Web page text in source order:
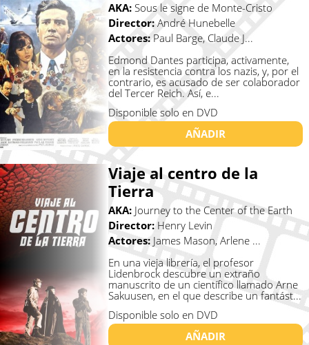
AKA: Sous le signe de Monte-Cristo
Director: André Hunebelle
Actores:Paul Barge, Claude J...
Edmond Dantes participa, activamente,
en la resistencia contra los nazis, y, por el
contrario, es acusado de ser colaborador
del Tercer Reich. Así, e...
Disponible solo en DVD
AÑADIR
Viaje al centro de la
Tierra
AKA: Journey to the Center of the Earth
Director: Henry Levin
Actores: James Mason, Arlene ...
En una vieja librería, el profesor
Lidenbrock descubre un extraño
manuscrito de un científico llamado Arne
Sakuusen, en el que describe un fantást...
Disponible solo en DVD
AÑADIR